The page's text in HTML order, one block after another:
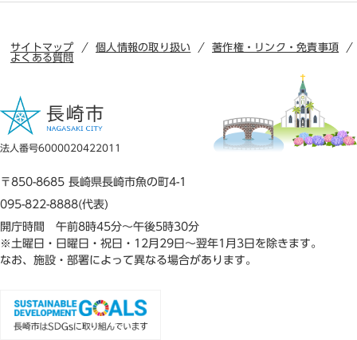
サイトマップ 個人情報の取り扱い
著作権・リンク・免責事項
よくある質問
法人番号6000020422011
〒850-8685 長崎県長崎市魚の町4-1
095-822-8888(代表)
開庁時間 午前8時45分～午後5時30分
※土曜日・日曜日・祝日・12月29日～翌年1月3日を除きます。
なお、施設・部署によって異なる場合があります。